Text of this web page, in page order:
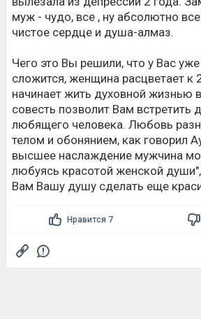
муж - чудо, все , ну абсолютно
чистое сердце и душа-алмаз.
Чего это Вы решили, что у Вас уже
сложится, женщина расцветает к
начинает жить духовной жизнью
совесть позволит Вам встретить
любящего человека. Любовь
телом и обонянием, как говорил
высшее наслаждение мужчина
любуясь красотой женской
Вам Вашу душу сделать еще
Нравится 7